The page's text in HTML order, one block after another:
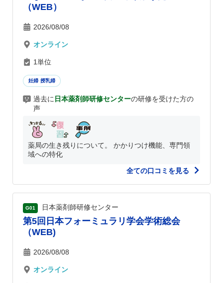
（WEB）
2026/08/08
オンライン
1単位
妊婦 授乳婦
過去に 日本薬剤師研修センターの研修を受けた方の
声
薬局の生き残りについて。 かかりつけ機能、専門領
域への特化
全ての口コミを見る
G01 日本薬剤師研修センター
第5回日本フォーミュラリ学会学術総会
（WEB)
2026/08/08
オンライン